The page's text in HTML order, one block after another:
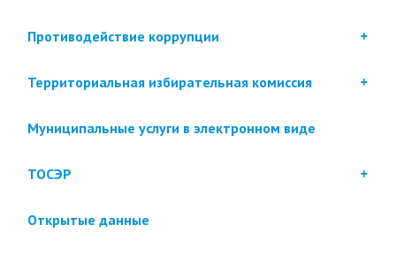
Противодействие коррупции
Территориальная избирательная комиссия
Муниципальные услуги в электронном виде
ТОСЭР
Открытые данные